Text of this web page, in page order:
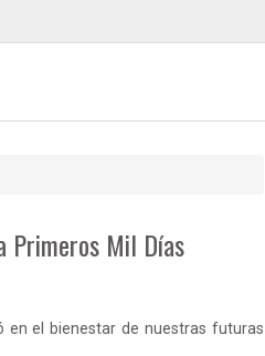
Primeros Mil Días
en el bienestar de nuestras futuras